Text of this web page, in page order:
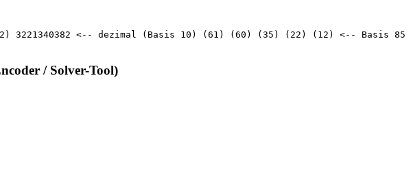
2) 3221340382 <-- dezimal (Basis 10) (61) (60) (35) (22) (12) <-- Basis 85
/ Solver-Tool)